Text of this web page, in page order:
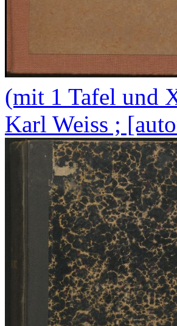
(mit 1 Tafel und
Karl Weiss ;